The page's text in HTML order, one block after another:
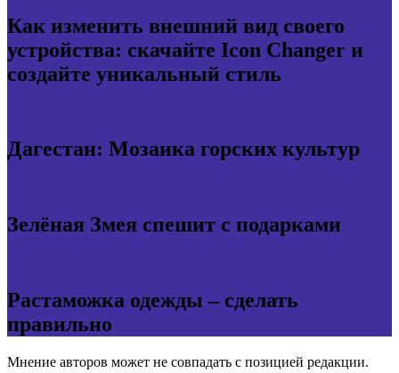
Как изменить внешний вид своего
устройства: скачайте Icon Changer и
создайте уникальный стиль
Дагестан: Мозаика горских культур
Зелёная Змея спешит с подарками
Растаможка одежды – сделать
правильно
Мнение авторов может не совпадать с позицией редакции.